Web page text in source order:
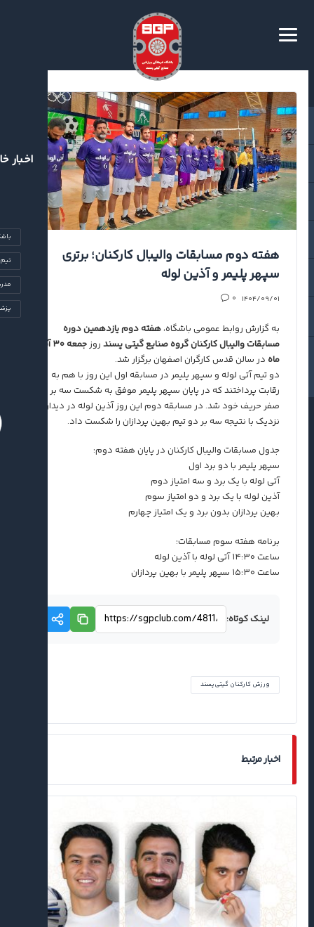
اخبار
هفته دوم مسابقات والیبال کارکنان؛ برتری
سپهر پلیمر و آذین لوله
۱۴۰۴/۰۹/۰۱ ۰
به گزارش روابط عمومی باشگاه، هفته دوم یازدهمین دوره
مسابقات والیبال کارکنان گروه صنایع گیتی پسند روز
جمعه ۳۰ آبان
ماه در سالن قدس کارگران اصفهان برگزار شد.
دو تیم آتی لوله و سپهر پلیمر در مسابقه اول این روز با هم به
رقابت پرداختند که در پایان سپهر پلیمر موفق به شکست سه بر
صفر حریف خود شد. در مسابقه دوم این روز آذین لوله در دیداری
نزدیک با نتیجه سه بر دو تیم بهین پردازان را شکست داد.
جدول مسابقات والیبال کارکنان در پایان هفته دوم:
سپهر پلیمر با دو برد اول
آتی لوله با یک برد و سه امتیاز دوم
آذین لوله با یک برد و دو امتیاز سوم
بهین پردازان بدون برد و یک امتیاز چهارم
برنامه هفته سوم مسابقات:
ساعت ۱۴:۳۰ آتی لوله با آذین لوله
ساعت ۱۵:۳۰ سپهر پلیمر با بهین پردازان
لینک کوتاه:
ورزش کارکنان گیتی‌پسند
اخبار مرتبط